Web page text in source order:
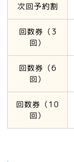
次回予約割
回数券（3
回）
回数券（6
回）
回数券（10
回）